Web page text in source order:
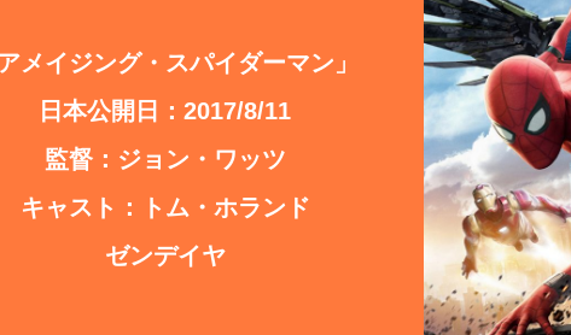
アメイジング・スパイダーマン」
日本公開日：2017/8/11
監督：ジョン・ワッツ
キャスト：トム・ホランド
ゼンデイヤ